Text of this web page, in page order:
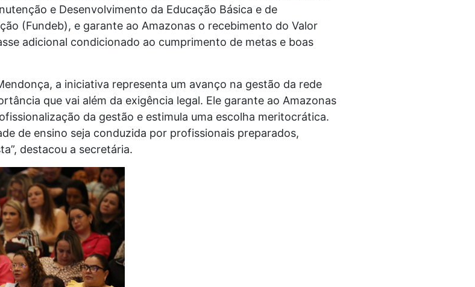
e Desenvolvimento da Educação Básica e de
(Fundeb), e garante ao Amazonas o recebimento do Valor
adicional condicionado ao cumprimento de metas e boas
a iniciativa representa um avanço na gestão da rede
que vai além da exigência legal. Ele garante ao Amazonas
da gestão e estimula uma escolha meritocrática.
de ensino seja conduzida por profissionais preparados,
destacou a secretária.